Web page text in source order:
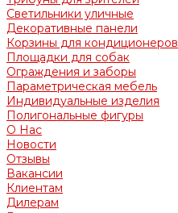
Светильники уличные
Декоративные панели
Корзины для кондиционеров
Площадки для собак
Ограждения и заборы
Параметрическая мебель
Индивидуальные изделия
Полигональные фигуры
О Нас
Новости
Отзывы
Вакансии
Клиентам
Дилерам